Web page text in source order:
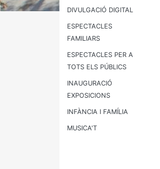
DIVULGACIÓ DIGITAL
ESPECTACLES
FAMILIARS
ESPECTACLES PER A
TOTS ELS PÚBLICS
INAUGURACIÓ
EXPOSICIONS
INFÀNCIA I FAMÍLIA
MUSICA'T